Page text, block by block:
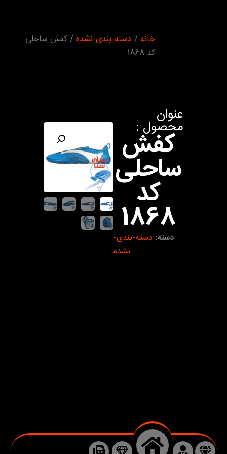
خانه / دسته-بندی-نشده/ کفش ساحلی
کد 1868
عنوان
محصول :
کفش
ساحلی
کد
1868
دسته: دسته-بندی-
نشده